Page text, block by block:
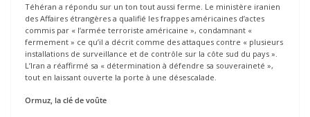
Téhéran a répondu sur un ton tout aussi ferme. Le ministère iranien
des Affaires étrangères a qualifié les frappes américaines d’actes
commis par « l’armée terroriste américaine », condamnant «
fermement » ce qu’il a décrit comme des attaques contre « plusieurs
installations de surveillance et de contrôle sur la côte sud du pays ».
L’Iran a réaffirmé sa « détermination à défendre sa souveraineté »,
tout en laissant ouverte la porte à une désescalade.
Ormuz, la clé de voûte